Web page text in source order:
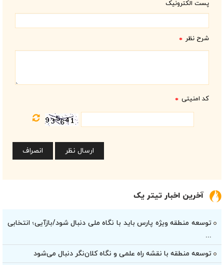
پست الکترونیک
شرح نظر *
کد امنیتی *
آخرین اخبار تیتر یک
توسعه منطقه ویژه پارس باید با نگاه ملی دنبال شود/بازآیی؛ انتخابی
...
توسعه منطقه با نقشه راه علمی و نگاه کلان‌نگر دنبال می‌شود